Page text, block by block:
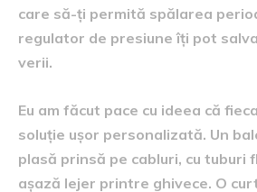
care să-ți permită spălarea
regulator de presiune îți pot
verii.
Eu am făcut pace cu ideea că
soluție ușor personalizată. Un
plasă prinsă pe cabluri, cu tuburi
așază lejer printre ghivece. O